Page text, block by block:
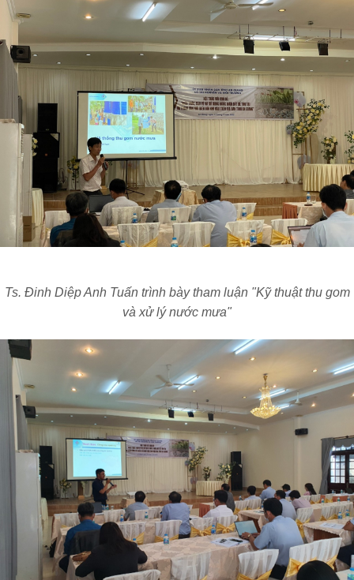
Ts. Đinh Diệp Anh Tuấn trình bày tham luận "Kỹ thuật thu gom
và xử lý nước mưa"